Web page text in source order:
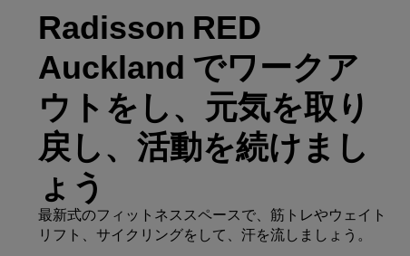
定
ます
い
初回限定の予約特典
本日のセール
事前にご予約ください
パッケージをご覧ください
ご家族連れに優しいホテル
Rad Pets
Radisson RED
Auckland でワークア
ウトをし、元気を取り
戻し、活動を続けまし
ょう
最新式のフィットネススペースで、筋トレやウェイト
リフト、サイクリングをして、汗を流しましょう。